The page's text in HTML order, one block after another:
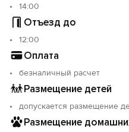
14:00
Отъезд до
12:00
Оплата
безналичный расчет
Размещение детей
допускается размещение
Размещение